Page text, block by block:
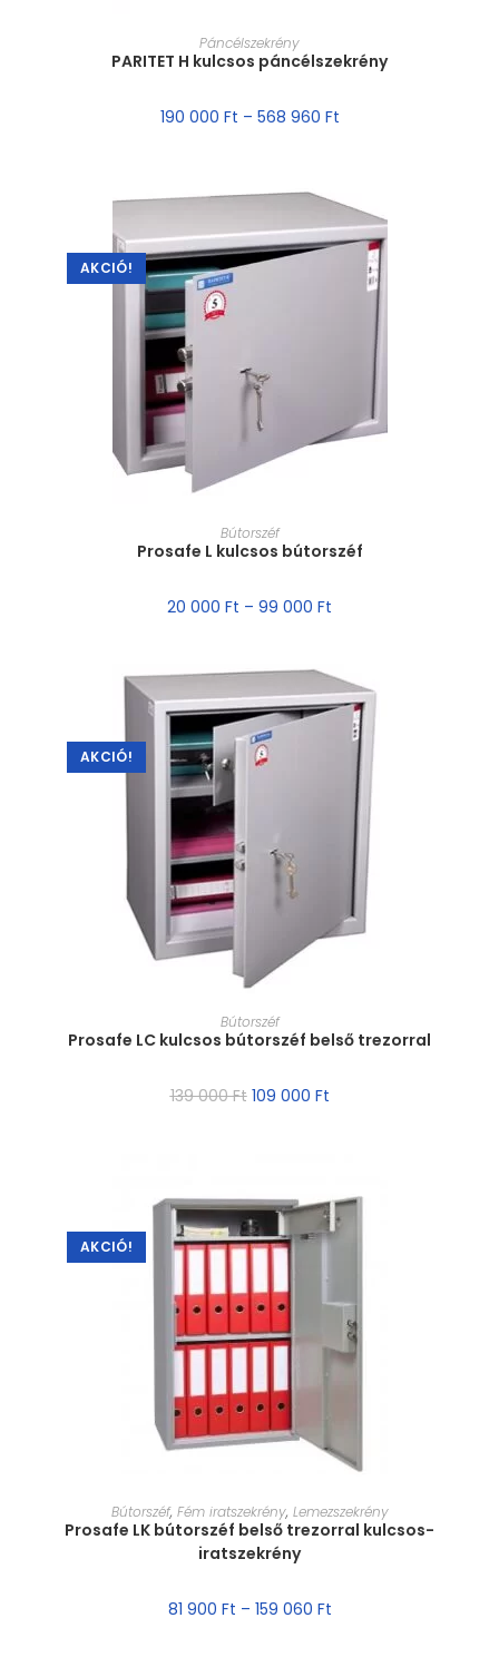
MÉRET VÁLASZTÁSA
Páncélszekrény
PARITET H kulcsos páncélszekrény
190 000 Ft – 568 960 Ft
AKCIÓ!
MÉRET VÁLASZTÁSA
Bútorszéf
Prosafe L kulcsos bútorszéf
20 000 Ft – 99 000 Ft
AKCIÓ!
MÉRET VÁLASZTÁSA
Bútorszéf
Prosafe LC kulcsos bútorszéf belső trezorral
139 000Ft 109 000 Ft
AKCIÓ!
MÉRET VÁLASZTÁSA
Bútorszéf, Fém iratszekrény, Lemezszekrény
Prosafe LK bútorszéf belső trezorral kulcsos-
iratszekrény
81 900 Ft – 159 060 Ft